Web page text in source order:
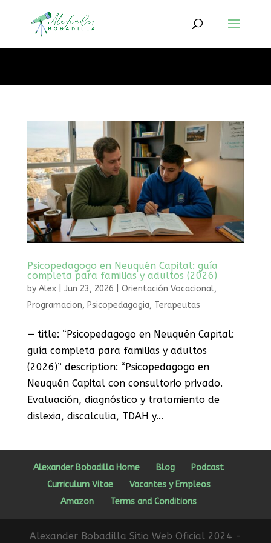
Psicopedagogo en Neuquén Capital: guía
completa para familias y adultos (2026)
by Alex| Jun 23, 2026 Orientación Vocacional,
Programacion, Psicopedagogia, Terapeutas
— title: “Psicopedagogo en Neuquén Capital:
guía completa para familias y adultos
(2026)” description: “Psicopedagogo en
Neuquén Capital con consultorio privado.
Evaluación, diagnóstico y tratamiento de
dislexia, discalculia, TDAH y...
Alexander Bobadilla Home Blog
Podcast
Curriculum Vitae
Vacantes y Empleos
Amazon
Terms and Conditions
Alexander Bobadilla Sitio Web Oficial 2024 -